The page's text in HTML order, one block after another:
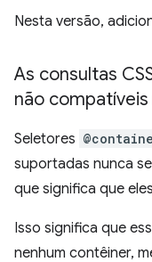
Nesta versão,
As consultas
não
Seletores
suportadas nunca
que significa que
Isso significa que
nenhum contêiner,